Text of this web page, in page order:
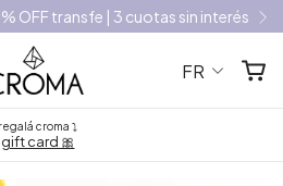
| 3 cuotas sin interés
FR
regalá croma ⤵
gift card 🎀